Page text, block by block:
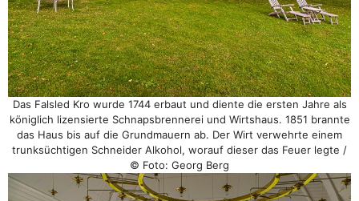
Das Falsled Kro wurde 1744 erbaut und diente die ersten Jahre als
königlich lizensierte Schnapsbrennerei und Wirtshaus. 1851 brannte
das Haus bis auf die Grundmauern ab. Der Wirt verwehrte einem
trunksüchtigen Schneider Alkohol, worauf dieser das Feuer legte /
© Foto: Georg Berg